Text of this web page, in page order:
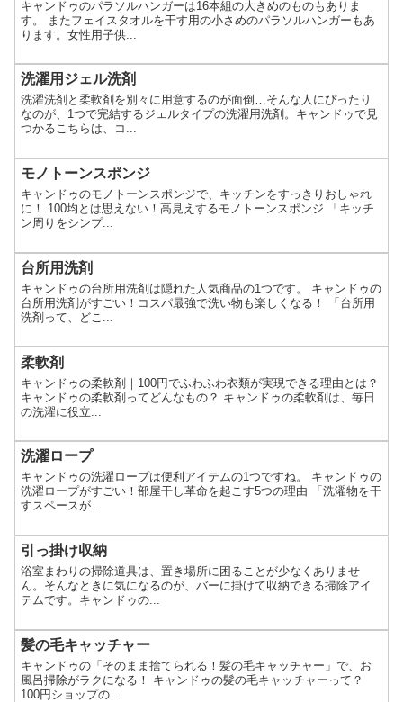
キャンドゥのパラソルハンガーは16本組の大きめのものもありま
す。 またフェイスタオルを干す用の小さめのパラソルハンガーもあ
ります。女性用子供...
洗濯用ジェル洗剤
洗濯洗剤と柔軟剤を別々に用意するのが面倒…そんな人にぴったり
なのが、1つで完結するジェルタイプの洗濯用洗剤。キャンドゥで見
つかるこちらは、コ...
モノトーンスポンジ
キャンドゥのモノトーンスポンジで、キッチンをすっきりおしゃれ
に！ 100均とは思えない！高見えするモノトーンスポンジ 「キッチ
ン周りをシンプ...
台所用洗剤
キャンドゥの台所用洗剤は隠れた人気商品の1つです。 キャンドゥの
台所用洗剤がすごい！コスパ最強で洗い物も楽しくなる！ 「台所用
洗剤って、どこ...
柔軟剤
キャンドゥの柔軟剤｜100円でふわふわ衣類が実現できる理由とは？
キャンドゥの柔軟剤ってどんなもの？ キャンドゥの柔軟剤は、毎日
の洗濯に役立...
洗濯ロープ
キャンドゥの洗濯ロープは便利アイテムの1つですね。 キャンドゥの
洗濯ロープがすごい！部屋干し革命を起こす5つの理由 「洗濯物を干
すスペースが...
引っ掛け収納
浴室まわりの掃除道具は、置き場所に困ることが少なくありませ
ん。そんなときに気になるのが、バーに掛けて収納できる掃除アイ
テムです。キャンドゥの...
髪の毛キャッチャー
キャンドゥの「そのまま捨てられる！髪の毛キャッチャー」で、お
風呂掃除がラクになる！ キャンドゥの髪の毛キャッチャーって？
100円ショップの...